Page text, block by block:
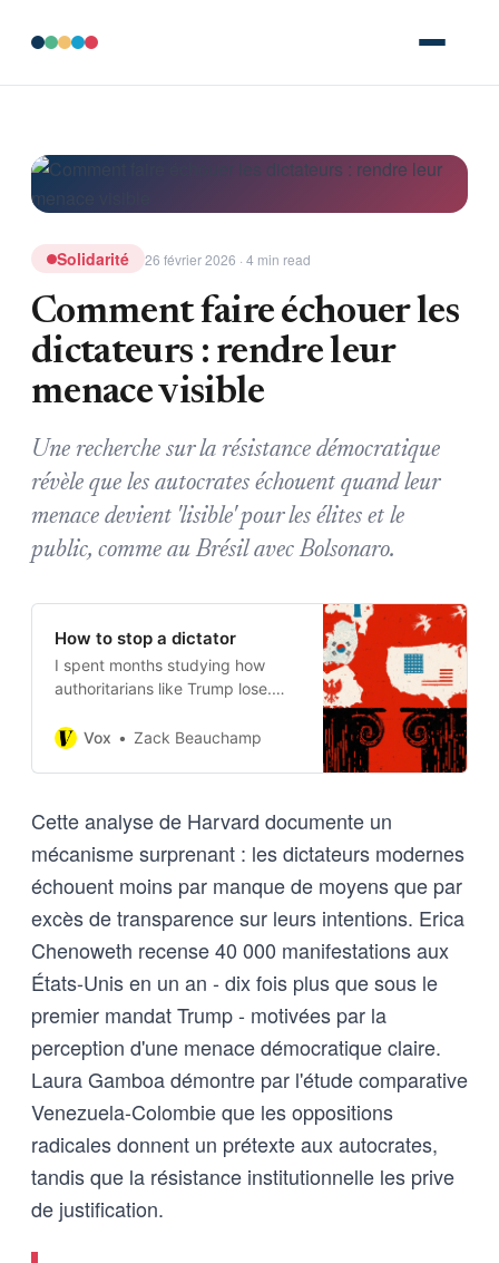
Solidarité 26 février 2026 · 4 min read
Comment faire échouer les
dictateurs : rendre leur
menace visible
Une recherche sur la résistance démocratique
révèle que les autocrates échouent quand leur
menace devient 'lisible' pour les élites et le
public, comme au Brésil avec Bolsonaro.
How to stop a dictator
I spent months studying how
authoritarians like Trump lose.
Vox
Zack Beauchamp
Cette analyse de Harvard documente un
mécanisme surprenant : les dictateurs modernes
échouent moins par manque de moyens que par
excès de transparence sur leurs intentions. Erica
Chenoweth recense 40 000 manifestations aux
États-Unis en un an - dix fois plus que sous le
premier mandat Trump - motivées par la
perception d'une menace démocratique claire.
Laura Gamboa démontre par l'étude comparative
Venezuela-Colombie que les oppositions
radicales donnent un prétexte aux autocrates,
tandis que la résistance institutionnelle les prive
de justification.